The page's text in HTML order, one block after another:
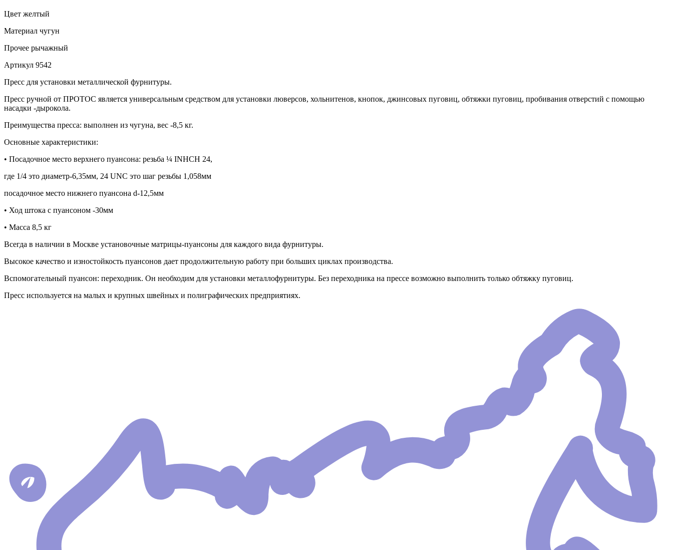
Цвет желтый
Материал чугун
Прочее рычажный
Артикул 9542
Пресс для установки металлической фурнитуры.
Пресс ручной от ПРОТОС является универсальным средством для установки люверсов, хольнитенов, кнопок, джинсовых пуговиц, обтяжки пуговиц, пробивания отверстий с помощью
насадки -дырокола.
Преимущества пресса: выполнен из чугуна, вес -8,5 кг.
Основные характеристики:
• Посадочное место верхнего пуансона: резьба ¼ INHCH 24,
где 1/4 это диаметр-6,35мм, 24 UNC это шаг резьбы 1,058мм
посадочное место нижнего пуансона d-12,5мм
• Ход штока с пуансоном -30мм
• Масса 8,5 кг
Всегда в наличии в Москве установочные матрицы-пуансоны для каждого вида фурнитуры.
Высокое качество и изностойкость пуансонов дает продолжительную работу при больших циклах производства.
Вспомогательный пуансон: переходник. Он необходим для установки металлофурнитуры. Без переходника на прессе возможно выполнить только обтяжку пуговиц.
Пресс используется на малых и крупных швейных и полиграфических предприятиях.